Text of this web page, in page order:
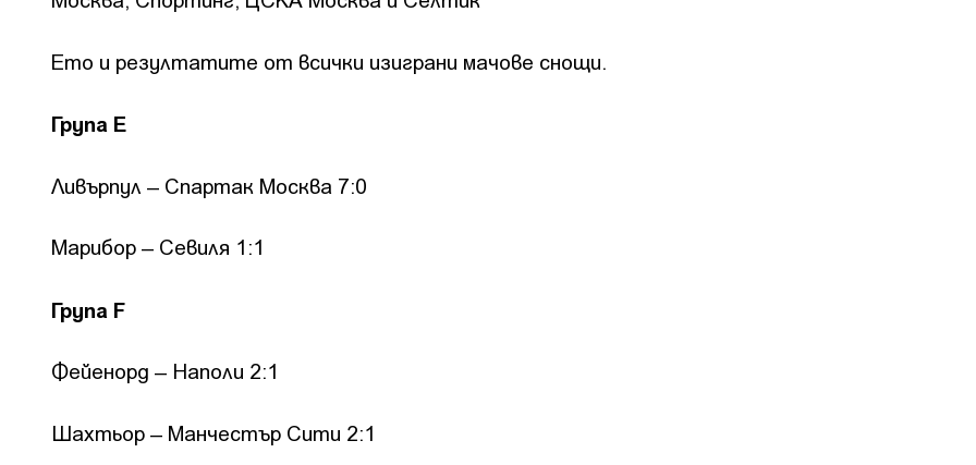
Ето и резултатите от всички изиграни мачове снощи.
Група Е
Ливърпул – Спартак Москва 7:0
Марибор – Севиля 1:1
Група F
Фейенорд – Наполи 2:1
Шахтьор – Манчестър Сити 2:1